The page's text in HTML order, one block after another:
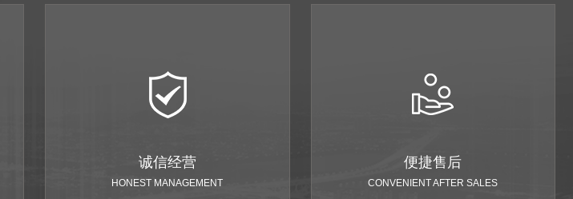
诚信经营
HONEST MANAGEMENT
便捷售后
CONVENIENT AFTER SALES